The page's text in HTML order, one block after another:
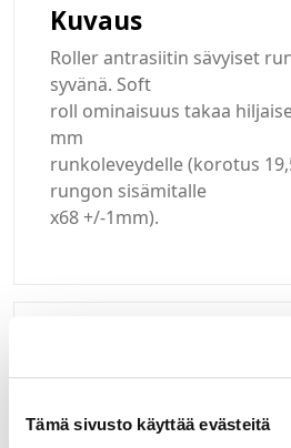
Tämä sivusto käyttää evästeitä
Kuvaus
Roller antrasiitin sävyiset
syvänä. Soft
roll ominaisuus takaa
mm
runkoleveydelle (korotus
rungon sisämitalle
x68 +/-1mm).
Hei yritysasiakas!